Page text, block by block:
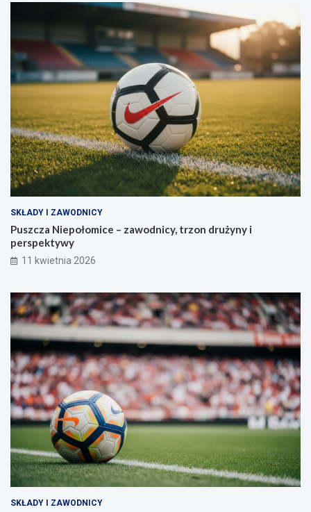
SKŁADY I ZAWODNICY
Puszcza Niepołomice – zawodnicy, trzon drużyny i
perspektywy
11 kwietnia 2026
SKŁADY I ZAWODNICY